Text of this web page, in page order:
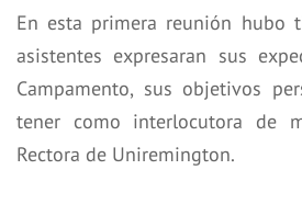
En esta primera reunión hubo
asistentes expresaran sus
Campamento, sus objetivos
tener como interlocutora de
Rectora de Uniremington.